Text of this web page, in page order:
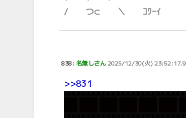
/ つ⊂ ＼ ｺﾜｰｲ
838:名無しさん2025/12/30(火)
>>831